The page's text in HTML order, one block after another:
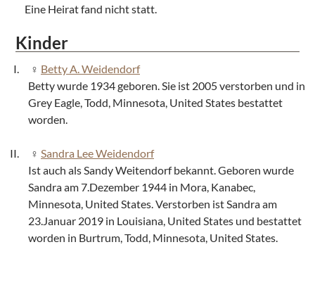
Eine Heirat fand nicht statt.
Kinder
Betty A. Weidendorf
Betty wurde 1934 geboren. Sie ist 2005 verstorben und in
Grey Eagle, Todd, Minnesota, United States bestattet
worden.
Sandra Lee Weidendorf
Ist auch als Sandy Weitendorf bekannt. Geboren wurde
Sandra am 7.Dezember 1944 in Mora, Kanabec,
Minnesota, United States. Verstorben ist Sandra am
23.Januar 2019 in Louisiana, United States und bestattet
worden in Burtrum, Todd, Minnesota, United States.